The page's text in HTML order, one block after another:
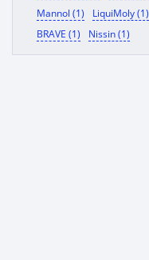
Mannol (1)
LiquiMoly (1)
BRAVE (1)
Nissin (1)